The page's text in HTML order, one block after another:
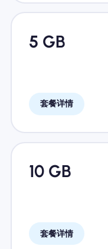
5 GB
套餐详情
10 GB
套餐详情